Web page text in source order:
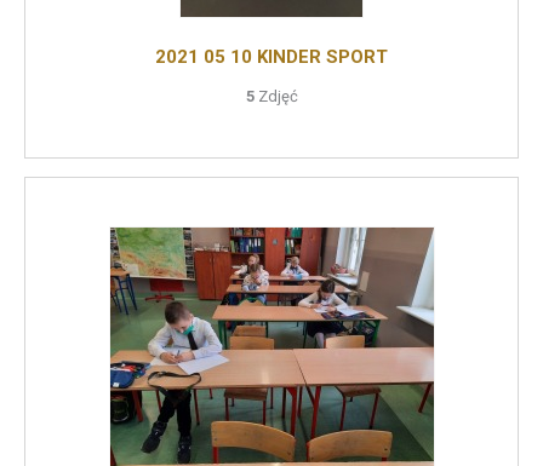
2021 05 10 KINDER SPORT
5Zdjęć